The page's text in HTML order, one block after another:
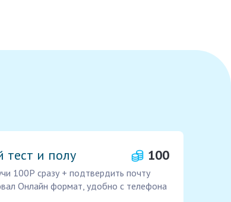
тест и полу 100
100Р сразу + подтвердить почту
Онлайн формат, удобно с телефона